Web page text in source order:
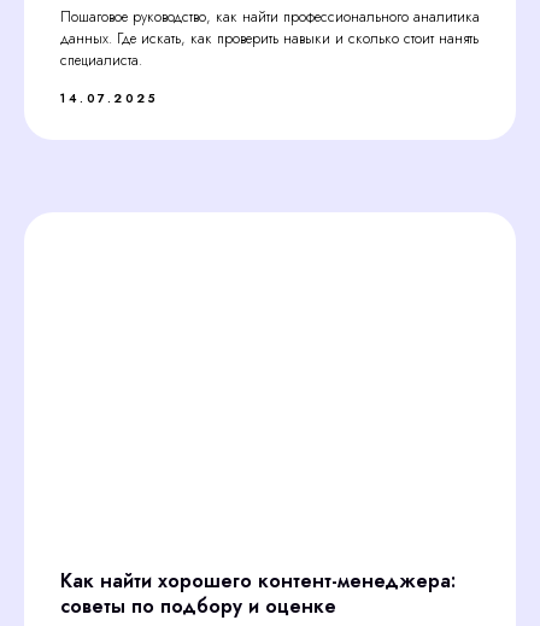
Пошаговое руководство, как найти профессионального аналитика
данных. Где искать, как проверить навыки и сколько стоит нанять
специалиста.
14.07.2025
Как найти хорошего контент-менеджера:
советы по подбору и оценке